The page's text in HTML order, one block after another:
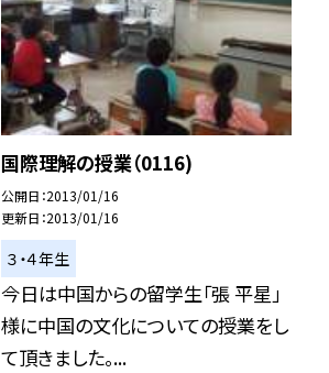
国際理解の授業（0116)
公開日 2013/01/16
更新日 2013/01/16
３・４年生
今日は中国からの留学生「張 平星」
様に中国の文化についての授業をし
て頂きました。...